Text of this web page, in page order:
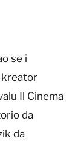
se i
kreator
Il Cinema
da
da